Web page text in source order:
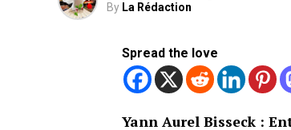
By La Rédaction
Spread the love
Yann Aurel Bisseck :